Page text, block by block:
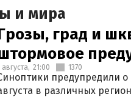
и мира
град и
августа, 21:00 1370
предупредили о
в различных